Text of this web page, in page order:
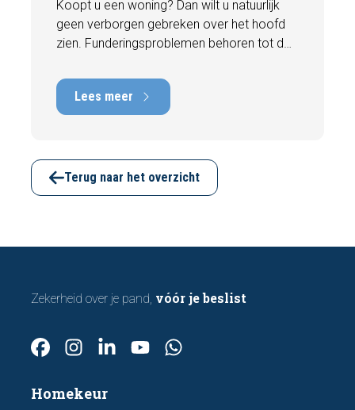
Koopt u een woning? Dan wilt u natuurlijk
geen verborgen gebreken over het hoofd
zien. Funderingsproblemen behoren tot de
kan hebben, met herstelkosten die kunnen
oplopen tot tienduizenden euro's. Gelukkig
zijn er tijdens een bezichtiging vaak al
funderingsschade of verzakkingen. In dit
artikel bespreken we zeven belangrijke
kenmerken waarop u kunt letten voordat u
Lees meer
Terug naar het overzicht
Zekerheid over je pand, vóór je beslist
Homekeur